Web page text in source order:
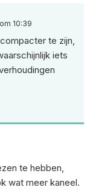
10:39
te zijn,
iets
te hebben,
wat meer kaneel.